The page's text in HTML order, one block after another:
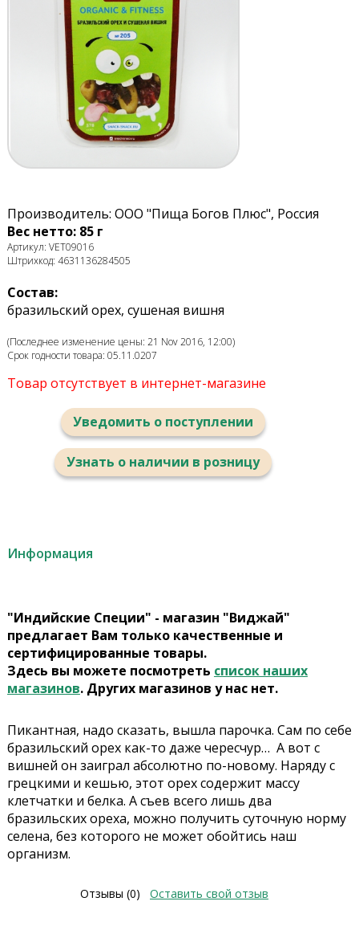
Производитель: ООО "Пища Богов Плюс", Россия
Вес нетто: 85 г
Артикул: VET09016
Штрихкод: 4631136284505
Состав:
бразильский орех, сушеная вишня
(Последнее изменение цены: 21 Nov 2016, 12:00)
Срок годности товара: 05.11.0207
Товар отсутствует в интернет-магазине
Уведомить о поступлении
Узнать о наличии в розницу
Информация
"Индийские Специи" - магазин "Виджай"
предлагает Вам только качественные и
сертифицированные товары.
Здесь вы можете посмотреть список наших
магазинов. Других магазинов у нас нет.
Пикантная, надо сказать, вышла парочка. Сам по себе
бразильский орех как-то даже чересчур… А вот с
вишней он заиграл абсолютно по-новому. Наряду с
грецкими и кешью, этот орех содержит массу
клетчатки и белка. А съев всего лишь два
бразильских ореха, можно получить суточную норму
селена, без которого не может обойтись наш
организм.
Отзывы (0) Оставить свой отзыв